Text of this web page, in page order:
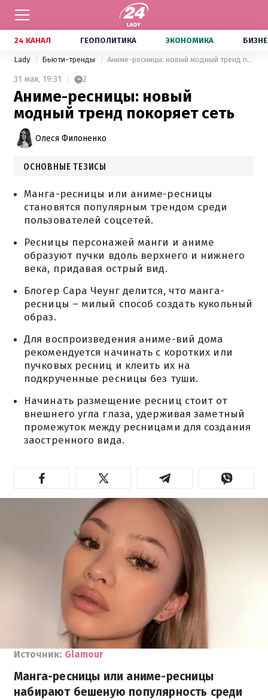
24 КАНАЛ ГЕОПОЛИТИКА ЭКОНОМИКА
Lady Бьюти-тренды Аниме-ресницы: новый модный тренд покоряет сеть
31 мая, 19:31 2
Аниме-ресницы: новый
модный тренд покоряет сеть
Олеся Филоненко
ОСНОВНЫЕ ТЕЗИСЫ
Манга-ресницы или аниме-ресницы
становятся популярным трендом среди
пользователей соцсетей.
Ресницы персонажей манги и аниме
образуют пучки вдоль верхнего и нижнего
века, придавая острый вид.
Блогер Сара Чеунг делится, что манга-
ресницы – милый способ создать кукольный
образ.
Для воспроизведения аниме-вий дома
рекомендуется начинать с коротких или
пучковых ресниц и клеить их на
подкрученные ресницы без туши.
Начинать размещение ресниц стоит от
внешнего угла глаза, удерживая заметный
промежуток между ресницами для создания
заостренного вида.
Источник: Glamour
Манга-ресницы или аниме-ресницы
набирают бешеную популярность среди